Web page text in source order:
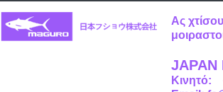
Ας
JAPAN
Κινητό: